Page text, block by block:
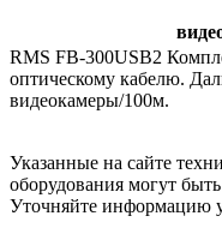
RMS FB-300USB2
оптическому кабелю.
видеокамеры/100м.
Указанные на сайте
оборудования могут
Уточняйте информацию